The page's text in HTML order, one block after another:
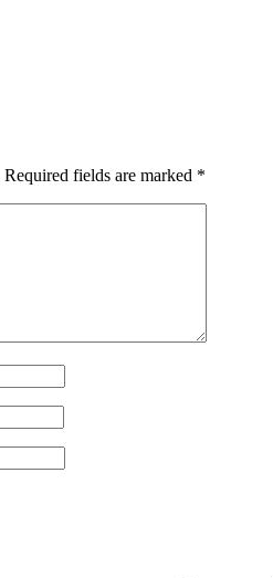
Required fields are marked *